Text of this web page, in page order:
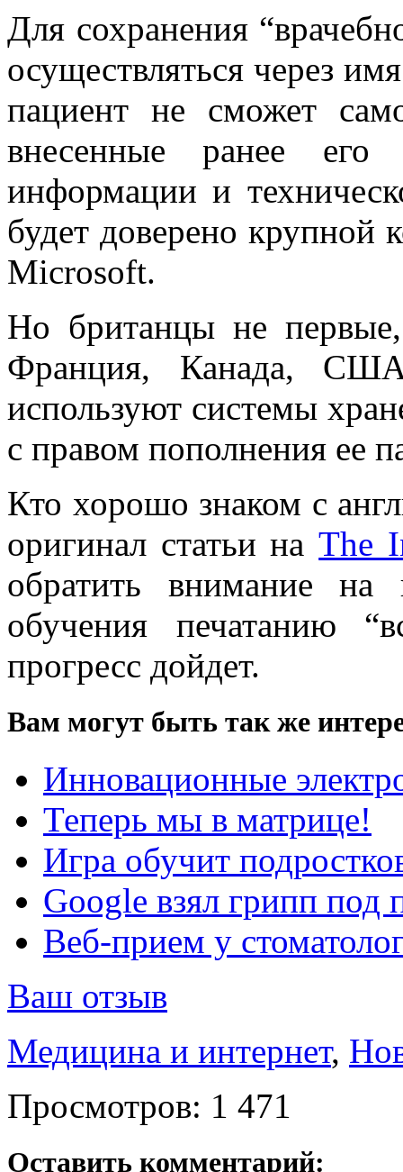
Для сохранения
осуществляться через
пациент не сможет
внесенные ранее
информации и
будет доверено крупной
Microsoft.
Но британцы не
Франция, Канада,
используют системы
с правом пополнения ее
Кто хорошо знаком с
оригинал статьи наThe
обратить внимание на
обучения печатанию
прогресс дойдет.
Вам могут быть так же
Инновационные
Теперь мы в матрице!
Игра обучит
Google взял грипп под
Веб-прием у
Ваш отзыв
Медицина и интернет,
Просмотров: 1 471
Оставить комментарий: